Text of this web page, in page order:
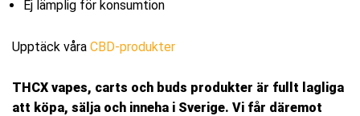
Ej lämplig för konsumtion
Upptäck våra CBD-produkter
THCX vapes, carts och buds produkter är fullt lagliga
att köpa, sälja och inneha i Sverige. Vi får däremot